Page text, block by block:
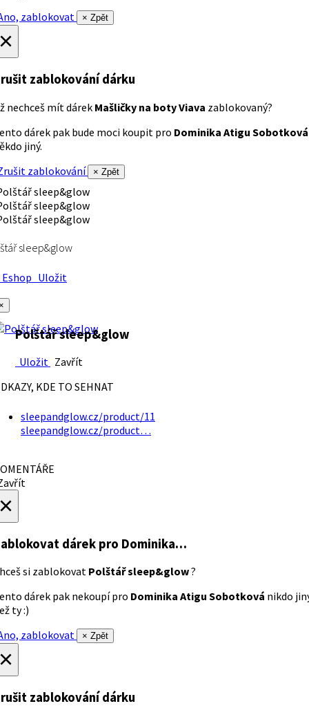
zablokovat
× Zpět
zablokování dárku
nechceš mít dárek Mašličky na boty Viava zablokovaný?
dárek pak bude moci koupit pro Dominika Atigu Sobotková
jiný.
zablokování
× Zpět
sleep&glow
Uložit
Polštář sleep&glow
Uložit Zavřít
KDE TO SEHNAT
sleepandglow.cz/product/11
sleepandglow.cz/product…
dárek pro Dominika…
si zablokovat Polštář sleep&glow?
dárek pak nekoupí pro Dominika Atigu Sobotková nikdo
ty :)
zablokovat
× Zpět
zablokování dárku